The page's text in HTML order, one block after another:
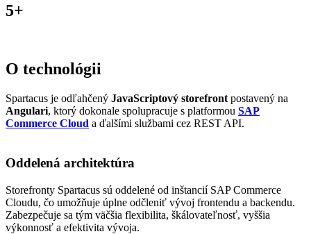
5+
O technológii
Spartacus je odľahčený JavaScriptový storefront postavený na
Angulari, ktorý dokonale spolupracuje s platformou SAP
Commerce Cloud a ďalšími službami cez REST API.
Oddelená architektúra
Storefronty Spartacus sú oddelené od inštancií SAP Commerce
Cloudu, čo umožňuje úplne odčleniť vývoj frontendu a backendu.
Zabezpečuje sa tým väčšia flexibilita, škálovateľnosť, vyššia
výkonnosť a efektivita vývoja.